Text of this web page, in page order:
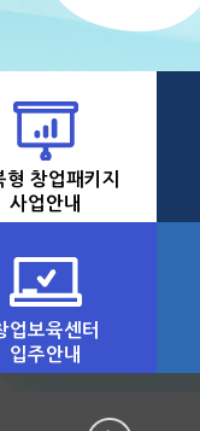
형 창업패키지
사업안내
업보육센터
입주안내